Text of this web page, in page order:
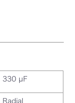
330 µF
Radial